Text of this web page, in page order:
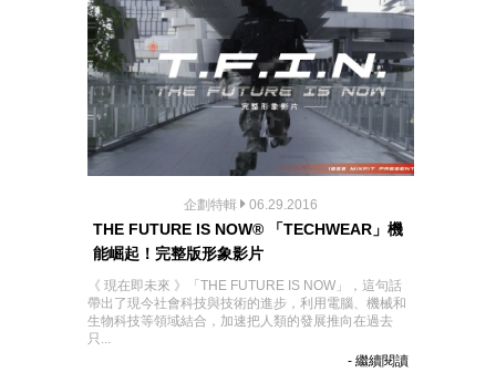
企劃特輯 06.29.2016
THE FUTURE IS NOW® 「TECHWEAR」機
能崛起！完整版形象影片
《 現在即未來 》「THE FUTURE IS NOW」，這句話
帶出了現今社會科技與技術的進步，利用電腦、機械和
生物科技等領域結合，加速把人類的發展推向在過去
只...
- 繼續閱讀